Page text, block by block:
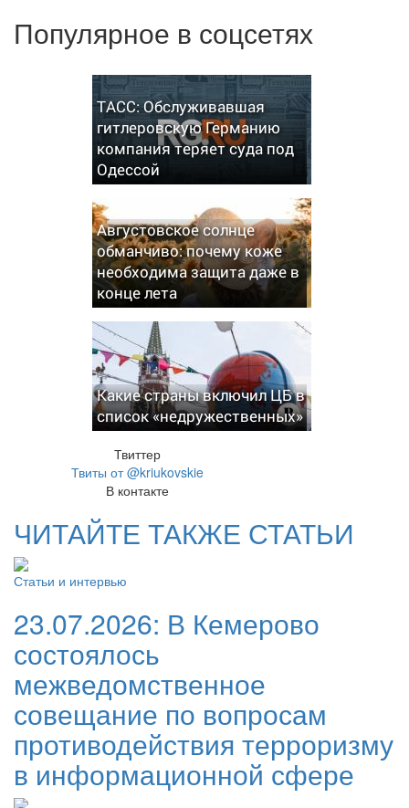
Популярное в соцсетях
ТАСС: Обслуживавшая
гитлеровскую Германию
компания теряет суда под
Одессой
Августовское солнце
обманчиво: почему коже
необходима защита даже в
конце лета
Какие страны включил ЦБ в
список «недружественных»
Твиттер
Твиты от @kriukovskie
В контакте
ЧИТАЙТЕ ТАКЖЕ СТАТЬИ
Статьи и интервью
23.07.2026: В Кемерово
состоялось
межведомственное
совещание по вопросам
противодействия терроризму
в информационной сфере